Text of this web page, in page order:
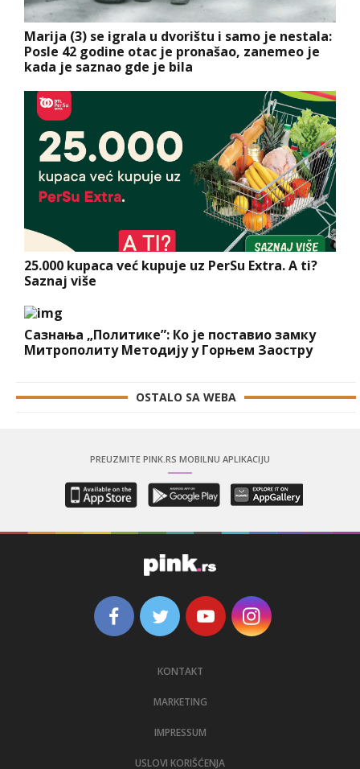
Marija (3) se igrala u dvorištu i samo je nestala:
Posle 42 godine otac je pronašao, zanemeo je
kada je saznao gde je bila
25.000 kupaca već kupuje uz PerSu Extra. A ti?
Saznaj više
Сазнања „Политике”: Ко је поставио замку
Митрополиту Методију у Горњем Заостру
OSTALO SA WEBA
PREUZMITE PINK.RS MOBILNU APLIKACIJU
KONTAKT
MARKETING
IMPRESSUM
USLOVI KORIŠĆENJA